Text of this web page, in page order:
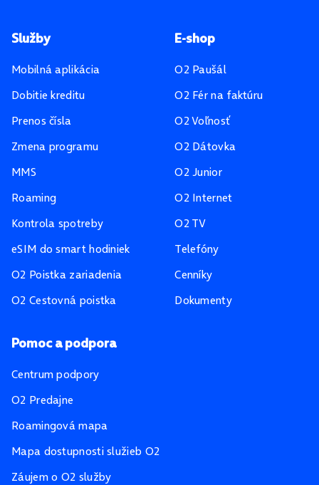
Pätička stránky
Služby
Mobilná aplikácia
Dobitie kreditu
Prenos čísla
Zmena programu
MMS
Roaming
Kontrola spotreby
eSIM do smart hodiniek
O2 Poistka zariadenia
O2 Cestovná poistka
E-shop
O2 Paušál
O2 Fér na faktúru
O2 Voľnosť
O2 Dátovka
O2 Junior
O2 Internet
O2 TV
Telefóny
Cenníky
Dokumenty
Pomoc a podpora
Centrum podpory
O2 Predajne
Roamingová mapa
Mapa dostupnosti služieb O2
Záujem o O2 služby